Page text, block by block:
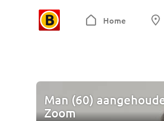
Home
Man (60)
Zoom